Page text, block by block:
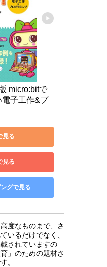
micro:bitで
電子工作&プ
見る
見る
グで見る
度なものまで、さ
いるだけでなく、
されていますの
」のための題材さ
。